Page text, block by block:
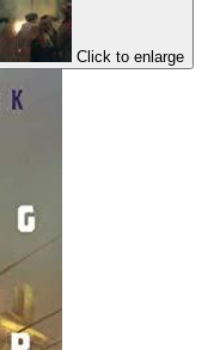
Click to enlarge